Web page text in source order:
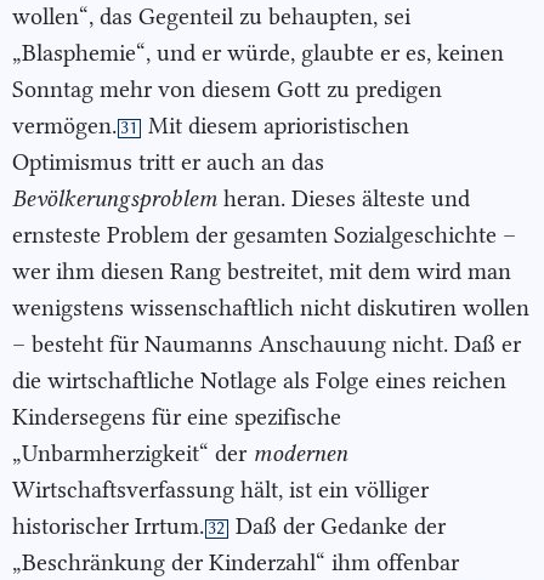
wollen“, das Gegenteil zu behaupten, sei
„Blasphemie“, und er würde, glaubte er es, keinen
Sonntag mehr von diesem Gott zu predigen
vermögen. 31
Mit diesem aprioristischen
Optimismus tritt er auch an das
Bevölkerungsproblem heran. Dieses älteste und
ernsteste Problem der gesamten Sozialgeschichte –
wer ihm diesen Rang bestreitet, mit dem wird man
wenigstens wissenschaftlich nicht diskutiren wollen
– besteht für Naumanns Anschauung nicht. Daß er
die wirtschaftliche Notlage als Folge eines reichen
Kindersegens für eine spezifische
„Unbarmherzigkeit“ der modernen
Wirtschaftsverfassung hält, ist ein völliger
historischer Irrtum. 32 Daß der Gedanke der
„Beschränkung der Kinderzahl“ ihm offenbar